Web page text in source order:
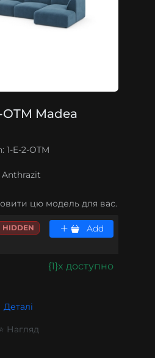
Madea
1-E-2-OTM
Anthrazit
цю модель для вас.
HIDDEN Add
{1}x доступно
Деталі
Нагляд